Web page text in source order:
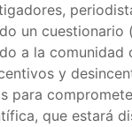
un cuestionario
a la comunidad
y
para
que estará